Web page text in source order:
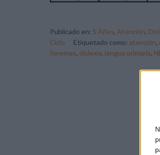
Publicado en: 5 Años, Atención,
Ciclo
Etiquetado como: atención,
fonemas, dislexia, lengua primaria,